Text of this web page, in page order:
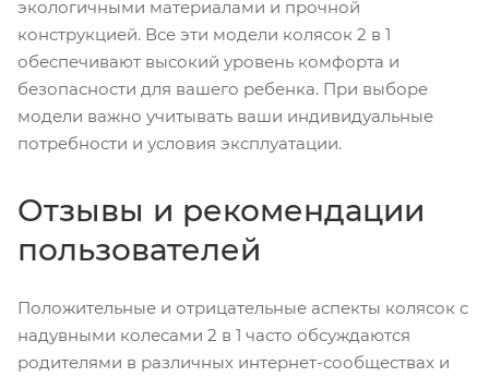
экологичными материалами и прочной
конструкцией. Все эти модели колясок 2 в 1
обеспечивают высокий уровень комфорта и
безопасности для вашего ребенка. При выборе
модели важно учитывать ваши индивидуальные
потребности и условия эксплуатации.
Отзывы и рекомендации
пользователей
Положительные и отрицательные аспекты колясок с
надувными колесами 2 в 1 часто обсуждаются
родителями в различных интернет-сообществах и